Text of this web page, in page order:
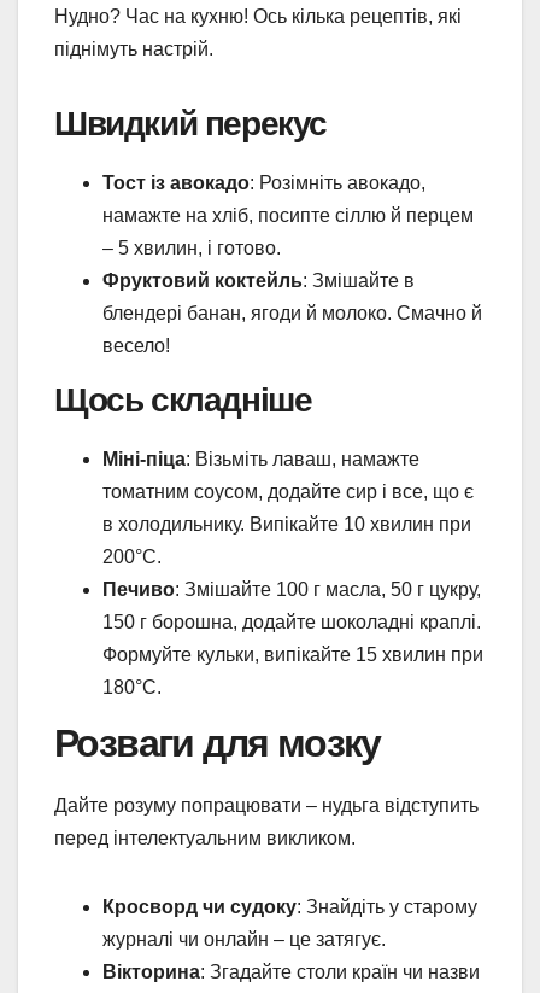
Нудно? Час на кухню! Ось кілька рецептів, які
піднімуть настрій.
Швидкий перекус
Тост із авокадо: Розімніть авокадо,
намажте на хліб, посипте сіллю й перцем
– 5 хвилин, і готово.
Фруктовий коктейль: Змішайте в
блендері банан, ягоди й молоко. Смачно й
весело!
Щось складніше
Міні-піца: Візьміть лаваш, намажте
томатним соусом, додайте сир і все, що є
в холодильнику. Випікайте 10 хвилин при
200°C.
Печиво: Змішайте 100 г масла, 50 г цукру,
150 г борошна, додайте шоколадні краплі.
Формуйте кульки, випікайте 15 хвилин при
180°C.
Розваги для мозку
Дайте розуму попрацювати – нудьга відступить
перед інтелектуальним викликом.
Кросворд чи судоку: Знайдіть у старому
журналі чи онлайн – це затягує.
Вікторина: Згадайте столи країн чи назви